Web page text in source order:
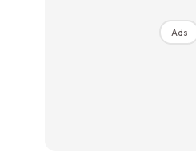
Ads